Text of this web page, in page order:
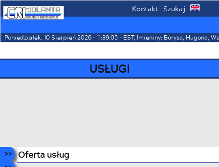
Kontakt Szukaj
Poniedziałek, 10 Sierpień 2026 - 11:39:05 - EST, Imieniny: Borysa, Hugona,
USŁUGI
Oferta usług